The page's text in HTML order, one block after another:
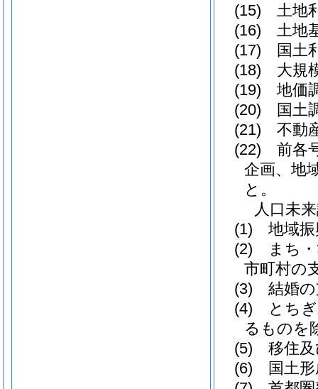
(15) 土地
(16) 土地
(17) 国土
(18) 大規
(19) 地価
(20) 国土
(21) 不動
(22) 前各
企画、地
と。
人口未
(1) 地域振
(2) まち・
市町村の
(3) 結婚の
(4) とちぎ
るものを
(5) 移住及
(6) 国土形